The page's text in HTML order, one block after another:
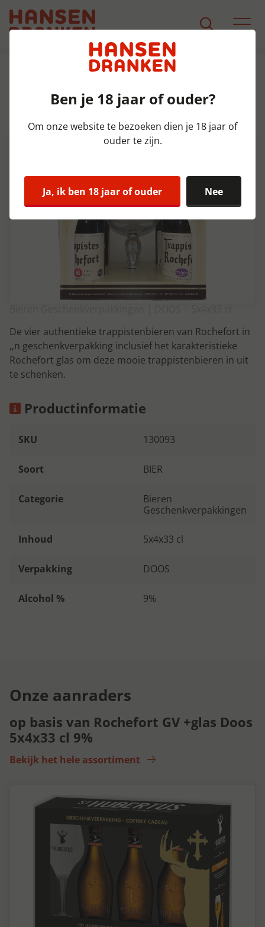
Product Detail
Rochefort GV +glas Doos 5x4x33
cl 9%
De vier authentieke trappistenbieren van Rochefort in
‚‚n geschenkverpakking inclusief het karakteristieke
Rochefort glas om deze mooie trappistenbieren in uit
te schenken.
Productinformatie
SKU 130093
Soort BIER
Categorie
Bieren
Geschenkverpakkingen
Inhoud 5x4x33 cl
Verpakking DOOS
Alcohol % 9%
Onze aanraders
op basis van Rochefort GV +glas Doos
5x4x33 cl 9%
Bekijk het hele assortiment
Ben je 18 jaar of ouder?
Om onze website te bezoeken dien je 18 jaar of
ouder te zijn.
Ja, ik ben 18 jaar of ouder Nee